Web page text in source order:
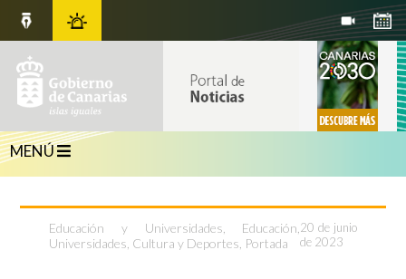
MENÚ
Educación y Universidades
Educación,
Universidades, Cultura y Deportes Portada
20 de junio
de 2023